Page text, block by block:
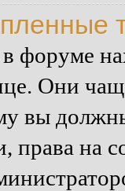
форуме
Они
вы
права на